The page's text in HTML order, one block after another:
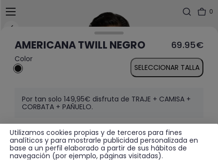
0
AMERICANA TWILL NEGRO 69.95€
Color
SELECCIONAR TALLA
Por tan solo 149,95€ disfruta de TRAJE + CAMISA +
CORBATA + PAÑUELO.
MÁS INFORMACIÓN
Utilizamos cookies propias y de terceros para fines
analíticos y para mostrarle publicidad personalizada en
base a un perfil elaborado a partir de sus hábitos de
navegación (por ejemplo, páginas visitadas).